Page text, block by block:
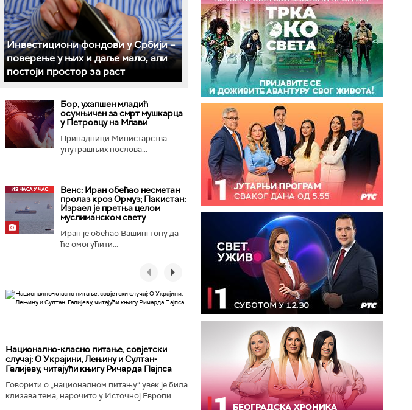
Инвестициони фондови у Србији –
поверење у њих и даље мало, али
постоји простор за раст
Бор, ухапшен младић
осумњичен за смрт мушкарца
у Петровцу на Млави
Припадници Министарства
унутрашњих послова...
Венс: Иран обећао несметан
пролаз кроз Ормуз; Пакистан:
Израел је претња целом
муслиманском свету
Иран је обећао Вашингтону да
ће омогућити...
Национално-класнo питање, совјетски
случај: О Украјини, Лењину и Султан-
Галијеву, читајући књигу Ричарда Пајпса
Говорити о „националном питању“ увек је била
клизава тема, нарочито у Источној Европи.